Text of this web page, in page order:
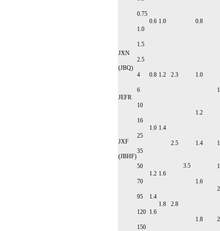
JXN
(JBQ)
JEFR
JXF
(JBHF)
0.6 1.0 0.8
0.75
1.0
1.5
2.5
0.8 1.2 2.3
3.5
1.0
4
6
10
1.0 1.4
2.5
1.2
16
25
1.4
35
50
1.2 1.6
1.6
70
95
1.4
1.8
2.8
120 1.6
1.8
150